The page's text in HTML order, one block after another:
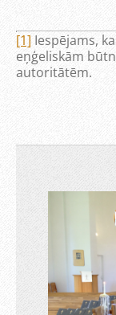
[1] Iespējams,
eņģeliskām
autoritātēm.